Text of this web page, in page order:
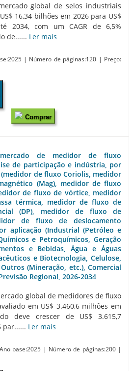
global de selos industriais
16,34 bilhões em 2026 para US$
2034, com um CAGR de 6,5%
de...... Ler mais
| Número de páginas:120 | Preço:
Comprar
de medidor de fluxo
de participação e indústria, por
de fluxo Coriolis, medidor
(Mag), medidor de fluxo
de fluxo de vórtice, medidor
térmica, medidor de fluxo de
(DP), medidor de fluxo de
de fluxo de deslocamento
aplicação (Industrial (Petróleo e
e Petroquímicos, Geração
e Bebidas, Água e Águas
e Biotecnologia, Celulose,
(Mineração, etc.), Comercial
Regional, 2026-2034
global de medidores de fluxo
em US$ 3.460,6 milhões em
deve crescer de US$ 3.615,7
par...... Ler mais
base:2025 | Número de páginas:200 |